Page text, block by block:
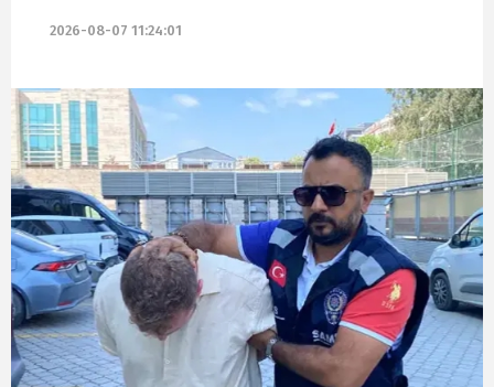
2026-08-07 11:24:01